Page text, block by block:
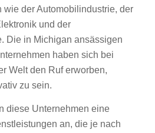
wie der Automobilindustrie, der
und der
Die in Michigan ansässigen
haben sich bei
Welt den Ruf erworben,
zu sein.
diese Unternehmen eine
an, die je nach